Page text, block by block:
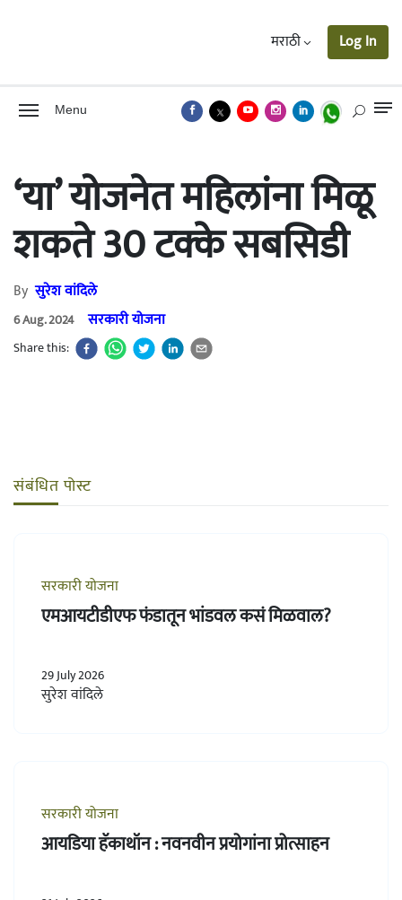
मराठी Log In
Menu
‘या’ योजनेत महिलांना मिळू
शकते 30 टक्के सबसिडी
Byसुरेश वांदिले
6 Aug. 2024 सरकारी योजना
Share this:
संबंधित पोस्ट
सरकारी योजना
एमआयटीडीएफ फंडातून भांडवल कसं मिळवाल?
29 July 2026
सुरेश वांदिले
सरकारी योजना
आयडिया हॅकाथॉन : नवनवीन प्रयोगांना प्रोत्साहन